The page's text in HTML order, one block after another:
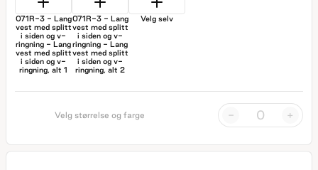
071R-3 - Lang
vest med splitt
i siden og v-
ringning - Lang
vest med splitt
i siden og v-
ringning, alt 1
071R-3 - Lang
vest med splitt
i siden og v-
ringning - Lang
vest med splitt
i siden og v-
ringning, alt 2
Velg selv
Velg størrelse og farge - +